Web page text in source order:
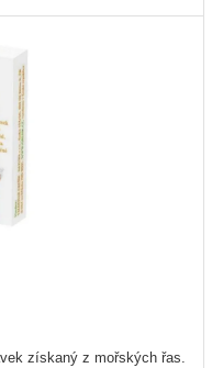
získaný z mořských řas.